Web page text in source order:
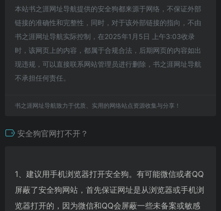
本站书之涯网址导航提供的安全狗都来源于网络，不保证外部
链接的准确性和完整性，同时，对于该外部链接的指向，不由
书之涯网址导航实际控制，在2025年1月5日 上午3:03收录
时，该网页上的内容，都属于合规合法，后期网页的内容如出
现违规，可以直接联系网站管理员进行删除，书之涯网址导航
不承担任何责任。
书之涯网址导航致力于优质、实用的网络站点资源收集与分享！
安全狗官网打不开？
1、建议用手机浏览器打开安全狗。有可能微信或者QQ
屏蔽了安全狗网站，首先保证网址是从浏览器或手机浏
览器打开的，因为微信和QQ会屏蔽一些未备案或敏感